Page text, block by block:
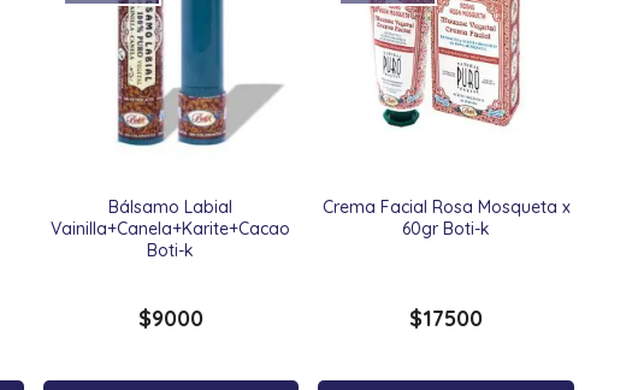
Bálsamo Labial
Vainilla+Canela+Karite+Cacao
Boti-k
$9000
Crema Facial Rosa Mosqueta x
60gr Boti-k
$17500